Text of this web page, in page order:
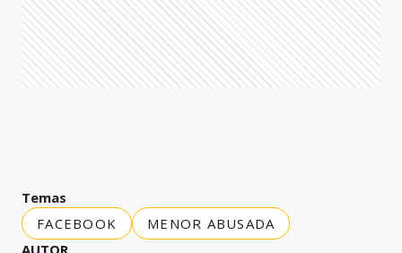
Temas
FACEBOOK
MENOR ABUSADA
AUTOR